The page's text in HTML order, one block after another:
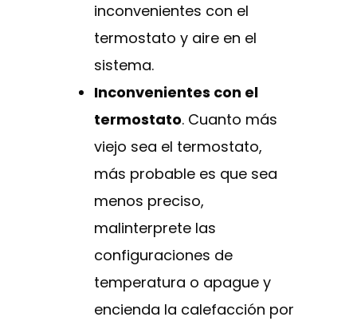
inconvenientes con el
termostato y aire en el
sistema.
Inconvenientes con el
termostato. Cuanto más
viejo sea el termostato,
más probable es que sea
menos preciso,
malinterprete las
configuraciones de
temperatura o apague y
encienda la calefacción por